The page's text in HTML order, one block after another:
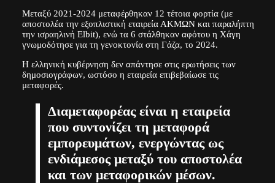
Μεταξύ 2021-2024 μεταφέρθηκαν 12 τέτοια φορτία (με
αποστολέα την εξοπλιστική εταιρεία ΑΚΜΩΝ και παραλήπτη
την ισραηλινή Elbit), ενώ τα 6 στάλθηκαν αφότου η Χάγη
γνωμοδότησε για τη γενοκτονία στη Γάζα, το 2024.
Η ελληνική κυβέρνηση δεν απάντησε στις ερωτήσεις των
δημοσιογράφων, ωστόσο η εταιρεία επιβεβαίωσε τις
μεταφορές.
Διαμεταφορέας είναι η εταιρεία
που συντονίζει τη μεταφορά
εμπορευμάτων, ενεργώντας ως
ενδιάμεσος μεταξύ του αποστολέα
και των μεταφορικών μέσων.